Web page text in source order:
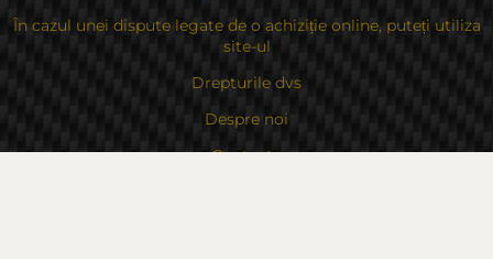
În cazul unei dispute legate de o achiziție online, puteți utiliza
site-ul
Drepturile dvs
Despre noi
Contacte